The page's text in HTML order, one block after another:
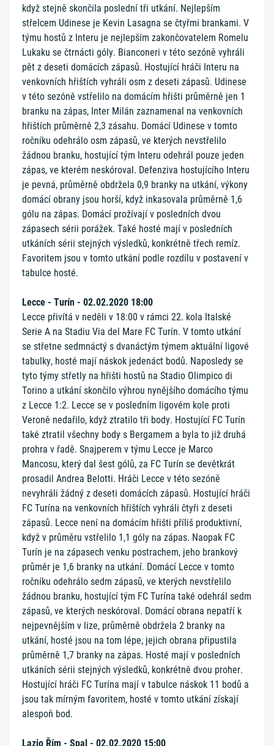
když stejně skončila poslední tři utkání. Nejlepším
střelcem Udinese je Kevin Lasagna se čtyřmi brankami. V
týmu hostů z Interu je nejlepším zakončovatelem Romelu
Lukaku se čtrnácti góly. Bianconeri v této sezóně vyhráli
pět z deseti domácích zápasů. Hostující hráči Interu na
venkovních hřištích vyhráli osm z deseti zápasů. Udinese
v této sezóně vstřelilo na domácím hřišti průměrně jen 1
branku na zápas, Inter Milán zaznamenal na venkovních
hřištích průměrně 2,3 zásahu. Domácí Udinese v tomto
ročníku odehrálo osm zápasů, ve kterých nevstřelilo
žádnou branku, hostující tým Interu odehrál pouze jeden
zápas, ve kterém neskóroval. Defenziva hostujícího Interu
je pevná, průměrně obdržela 0,9 branky na utkání, výkony
domácí obrany jsou horší, když inkasovala průměrně 1,6
gólu na zápas. Domácí prožívají v posledních dvou
zápasech sérii porážek. Také hosté mají v posledních
utkáních sérii stejných výsledků, konkrétně třech remíz.
Favoritem jsou v tomto utkání podle rozdílu v postavení v
tabulce hosté.
Lecce - Turín - 02.02.2020 18:00
Lecce přivítá v neděli v 18:00 v rámci 22. kola Italské
Serie A na Stadiu Via del Mare FC Turín. V tomto utkání
se střetne sedmnáctý s dvanáctým týmem aktuální ligové
tabulky, hosté mají náskok jedenáct bodů. Naposledy se
tyto týmy střetly na hřišti hostů na Stadio Olimpico di
Torino a utkání skončilo výhrou nynějšího domácího týmu
z Lecce 1:2. Lecce se v posledním ligovém kole proti
Veroně nedařilo, když ztratilo tři body. Hostující FC Turín
také ztratil všechny body s Bergamem a byla to již druhá
prohra v řadě. Snajperem v týmu Lecce je Marco
Mancosu, který dal šest gólů, za FC Turín se devětkrát
prosadil Andrea Belotti. Hráči Lecce v této sezóně
nevyhráli žádný z deseti domácích zápasů. Hostující hráči
FC Turína na venkovních hřištích vyhráli čtyři z deseti
zápasů. Lecce není na domácím hřišti příliš produktivní,
když v průměru vstřelilo 1,1 góly na zápas. Naopak FC
Turín je na zápasech venku postrachem, jeho brankový
průměr je 1,6 branky na utkání. Domácí Lecce v tomto
ročníku odehrálo sedm zápasů, ve kterých nevstřelilo
žádnou branku, hostující tým FC Turína také odehrál sedm
zápasů, ve kterých neskóroval. Domácí obrana nepatří k
nejpevnějším v lize, průměrně obdržela 2 branky na
utkání, hosté jsou na tom lépe, jejich obrana připustila
průměrně 1,7 branky na zápas. Hosté mají v posledních
utkáních sérii stejných výsledků, konkrétně dvou proher.
Hostující hráči FC Turína mají v tabulce náskok 11 bodů a
jsou tak mírným favoritem, hosté v tomto utkání získají
alespoň bod.
Lazio Řím - Spal - 02.02.2020 15:00